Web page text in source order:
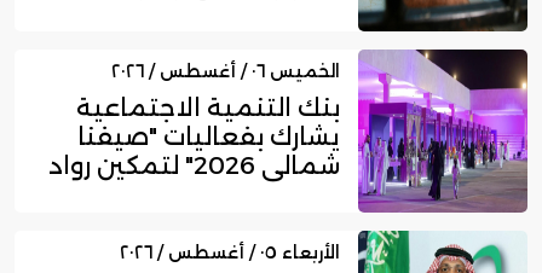
الخميس ٠٦ / أغسطس / ٢٠٢٦
بنك التنمية الاجتماعية
يشارك بفعاليات "صيفنا
شمالي 2026" لتمكين رواد
الأربعاء ٠٥ / أغسطس / ٢٠٢٦